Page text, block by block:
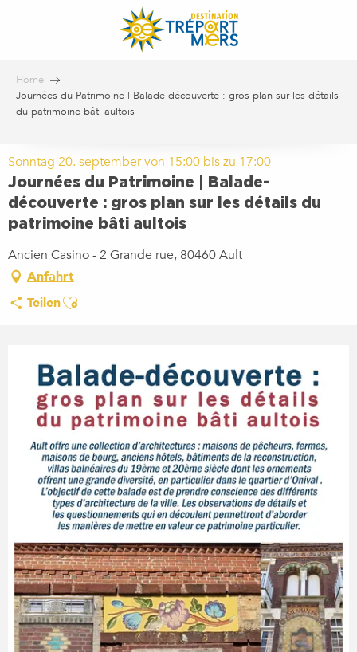
Home
Journées du Patrimoine | Balade-découverte : gros plan sur les détails
du patrimoine bâti aultois
Sonntag 20. september von 15:00 bis zu 17:00
Journées du Patrimoine | Balade-
découverte : gros plan sur les détails du
patrimoine bâti aultois
Ancien Casino - 2 Grande rue, 80460 Ault
Anfahrt
TeilenAjouter aux favoris